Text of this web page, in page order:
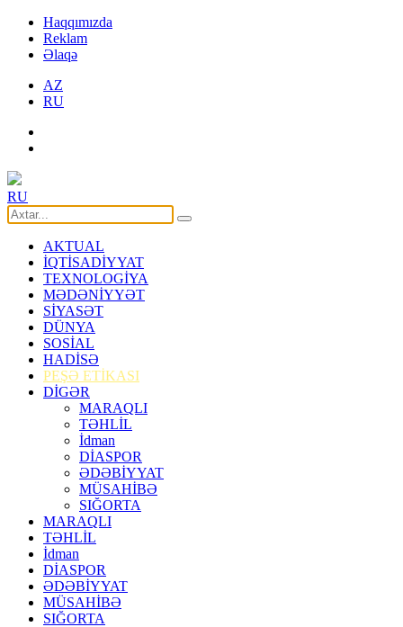
Haqqımızda
Reklam
Əlaqə
AZ
RU
RU
AKTUAL
İQTİSADİYYAT
TEXNOLOGİYA
MƏDƏNİYYƏT
SİYASƏT
DÜNYA
SOSİAL
HADİSƏ
PEŞƏ ETİKASI
DİGƏR
MARAQLI
TƏHLİL
İdman
DİASPOR
ƏDƏBİYYAT
MÜSAHİBƏ
SIĞORTA
MARAQLI
TƏHLİL
İdman
DİASPOR
ƏDƏBİYYAT
MÜSAHİBƏ
SIĞORTA